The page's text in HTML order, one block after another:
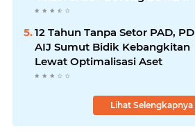
Kelola Rumput Laut
12 Tahun Tanpa Setor PAD, PD
AIJ Sumut Bidik Kebangkitan
Lewat Optimalisasi Aset
Lihat Selengkapnya